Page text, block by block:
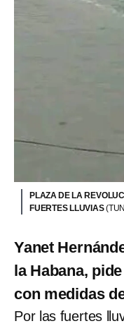
PLAZA DE LA
FUERTES LLUVIAS
Yanet
la Habana,
con medidas
Por las fuertes